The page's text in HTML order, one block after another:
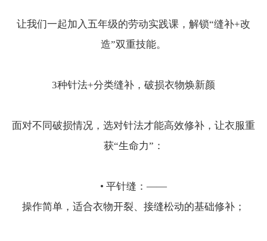
让我们一起加入五年级的劳动实践课，解锁“缝补+改
造”双重技能。
3种针法+分类缝补，破损衣物焕新颜
面对不同破损情况，选对针法才能高效修补，让衣服重
获“生命力”：
• 平针缝：——
操作简单，适合衣物开裂、接缝松动的基础修补；